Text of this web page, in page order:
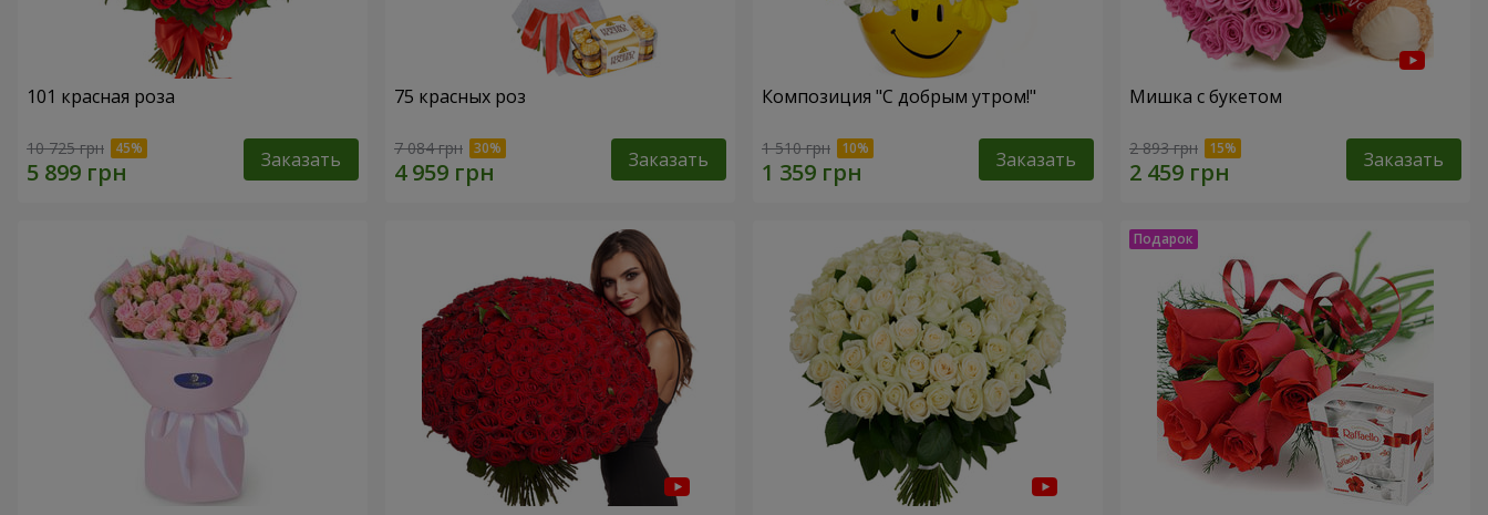
101 красная роза
10 725 грн Заказать
75 красных роз
7 084 грн Заказать
Композиция "С добрым утром!"
1 510 грн Заказать
Мишка с букетом
2 893 грн Заказать